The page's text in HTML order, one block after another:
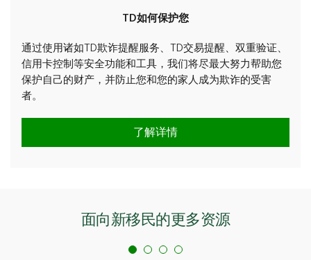
TD如何保护您
通过使用诸如TD欺诈提醒服务、TD交易提醒、双重验证、
信用卡控制等安全功能和工具，我们将尽最大努力帮助您
保护自己的财产，并防止您和您的家人成为欺诈的受害
者。
了解详情
面向新移民的更多资源